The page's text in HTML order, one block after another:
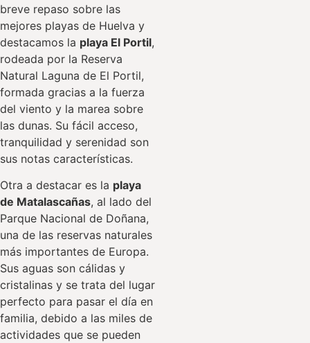
breve repaso sobre las
mejores playas de Huelva y
destacamos la playa El Portil,
rodeada por la Reserva
Natural Laguna de El Portil,
formada gracias a la fuerza
del viento y la marea sobre
las dunas. Su fácil acceso,
tranquilidad y serenidad son
sus notas características.
Otra a destacar es la playa
de Matalascañas, al lado del
Parque Nacional de Doñana,
una de las reservas naturales
más importantes de Europa.
Sus aguas son cálidas y
cristalinas y se trata del lugar
perfecto para pasar el día en
familia, debido a las miles de
actividades que se pueden